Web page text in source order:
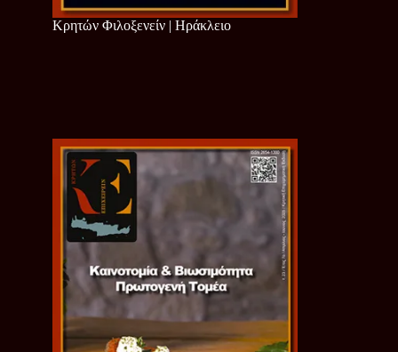
Κρητών Φιλοξενείν | Ηράκλειο